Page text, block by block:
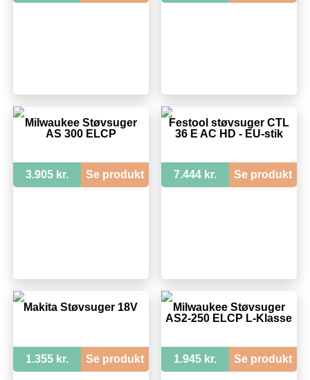
Milwaukee Støvsuger
AS 300 ELCP
3.905 kr. Se produkt
Festool støvsuger CTL
36 E AC HD - EU-stik
7.444 kr. Se produkt
Makita Støvsuger 18V
1.355 kr. Se produkt
Milwaukee Støvsuger
AS2-250 ELCP L-Klasse
1.945 kr. Se produkt